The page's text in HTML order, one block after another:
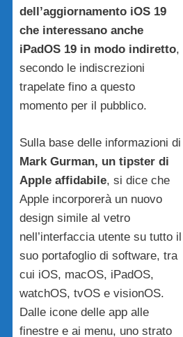
dell’aggiornamento iOS 19
che interessano anche
iPadOS 19 in modo indiretto,
secondo le indiscrezioni
trapelate fino a questo
momento per il pubblico.
Sulla base delle informazioni di
Mark Gurman, un tipster di
Apple affidabile, si dice che
Apple incorporerà un nuovo
design simile al vetro
nell’interfaccia utente su tutto il
suo portafoglio di software, tra
cui iOS, macOS, iPadOS,
watchOS, tvOS e visionOS.
Dalle icone delle app alle
finestre e ai menu, uno strato